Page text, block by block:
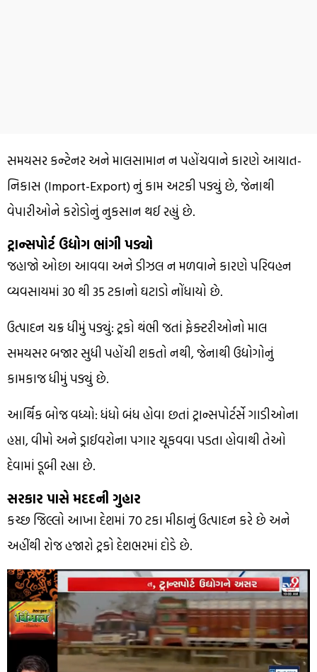
સમયસર કન્ટેનર અને માલસામાન ન પહોંચવાને કારણે આયાત-
નિકાસ (Import-Export) નું કામ અટકી પડ્યું છે, જેનાથી
વેપારીઓને કરોડોનું નુકસાન થઈ રહ્યું છે.
ટ્રાન્સપોર્ટ ઉદ્યોગ ભાંગી પડ્યો
જહાજો ઓછા આવવા અને ડીઝલ ન મળવાને કારણે પરિવહન
વ્યવસાયમાં 30 થી 35 ટકાનો ઘટાડો નોંધાયો છે.
ઉત્પાદન ચક્ર ધીમું પડ્યું: ટ્રકો થંભી જતાં ફેક્ટરીઓનો માલ
સમયસર બજાર સુધી પહોંચી શકતો નથી, જેનાથી ઉદ્યોગોનું
કામકાજ ધીમું પડ્યું છે.
આર્થિક બોજ વધ્યો: ધંધો બંધ હોવા છતાં ટ્રાન્સપોર્ટર્સે ગાડીઓના
હપ્તા, વીમો અને ડ્રાઈવરોના પગાર ચૂકવવા પડતા હોવાથી તેઓ
દેવામાં ડૂબી રહ્યા છે.
સરકાર પાસે મદદની ગુહાર
કચ્છ જિલ્લો આખા દેશમાં 70 ટકા મીઠાનું ઉત્પાદન કરે છે અને
અહીંથી રોજ હજારો ટ્રકો દેશભરમાં દોડે છે.